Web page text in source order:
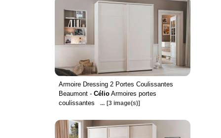
Armoire Dressing 2 Portes Coulissantes
Beaumont - CélioArmoires portes
coulissantes
... [3 image(s)]